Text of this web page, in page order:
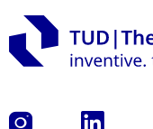
Instagram LinkedIn